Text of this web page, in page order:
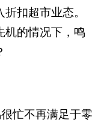
扣超市业态。
机的情况下，鸣
忙不再满足于零